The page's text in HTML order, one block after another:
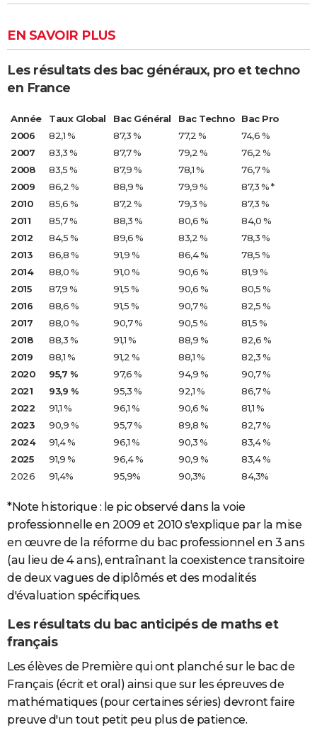
EN SAVOIR PLUS
Les résultats des bac généraux, pro et techno
en France
Année Taux Global Bac Général Bac Techno
Bac Pro
2006
82,1 % 87,3 % 77,2 %
74,6 %
2007
83,3 % 87,7 % 79,2 %
76,2 %
2008
83,5 % 87,9 % 78,1 %
76,7 %
2009
86,2 % 88,9 % 79,9 %
87,3 % *
2010
85,6 % 87,2 % 79,3 %
87,3 %
2011
85,7 % 88,3 % 80,6 %
84,0 %
2012
84,5 % 89,6 % 83,2 %
78,3 %
2013
86,8 % 91,9 % 86,4 %
78,5 %
2014
88,0 % 91,0 % 90,6 %
81,9 %
2015
87,9 % 91,5 % 90,6 %
80,5 %
2016
88,6 % 91,5 % 90,7 %
82,5 %
2017
88,0 % 90,7 % 90,5 %
81,5 %
2018
88,3 % 91,1 % 88,9 %
82,6 %
2019
88,1 % 91,2 % 88,1 %
82,3 %
2020
95,7 % 97,6 % 94,9 %
90,7 %
2021
93,9 % 95,3 % 92,1 %
86,7 %
2022
91,1 % 96,1 % 90,6 %
81,1 %
2023
90,9 % 95,7 % 89,8 %
82,7 %
2024
91,4 % 96,1 % 90,3 %
83,4 %
2025
91,9 % 96,4 % 90,9 %
83,4 %
2026
91,4% 95,9% 90,3% 84,3%
*Note historique : le pic observé dans la voie
professionnelle en 2009 et 2010 s'explique par la mise
en œuvre de la réforme du bac professionnel en 3 ans
(au lieu de 4 ans), entraînant la coexistence transitoire
de deux vagues de diplômés et des modalités
d'évaluation spécifiques.
Les résultats du bac anticipés de maths et
français
Les élèves de Première qui ont planché sur le bac de
Français (écrit et oral) ainsi que sur les épreuves de
mathématiques (pour certaines séries) devront faire
preuve d'un tout petit peu plus de patience.